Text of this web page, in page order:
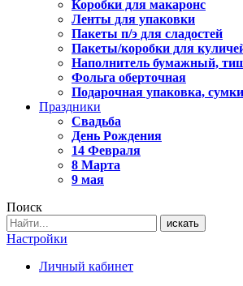
Коробки для макаронс
Ленты для упаковки
Пакеты п/э для сладостей
Пакеты/коробки для
Наполнитель бумажный,
Фольга оберточная
Подарочная упаковка, сумки
Праздники
Свадьба
День Рождения
14 Февраля
8 Марта
9 мая
Поиск
искать
Настройки
Личный кабинет